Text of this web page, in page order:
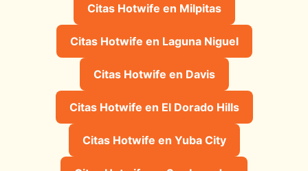
Citas Hotwife en Milpitas
Citas Hotwife en Laguna Niguel
Citas Hotwife en Davis
Citas Hotwife en El Dorado Hills
Citas Hotwife en Yuba City